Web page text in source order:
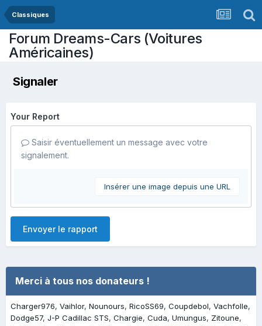
Classiques
Forum Dreams-Cars (Voitures
Américaines)
Signaler
Your Report
Saisir éventuellement un message avec votre
signalement.
Insérer une image depuis une URL
Envoyer le rapport
Merci à tous nos donateurs !
Charger976 Vaihlor Nounours RicoSS69 Coupdebol Vachfolle
Dodge57 J-P Cadillac STS Chargie Cuda Umungus
Zitoune